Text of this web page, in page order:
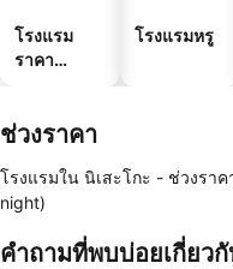
โรงแรม
ราคา
โรงแรมหรู
ช่วงราคา
โรงแรมใน นิเสะโกะ - ช่วงราค
night)
คำถามที่พบบ่อยเกี่ยวกั